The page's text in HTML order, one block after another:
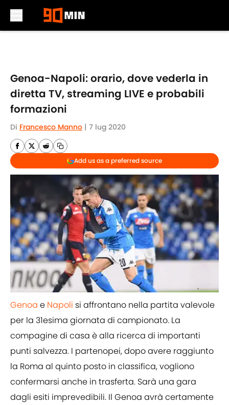
Genoa-Napoli: orario, dove vederla in
diretta TV, streaming LIVE e probabili
formazioni
Di Francesco Manno | 7 lug 2020
Add us as a preferred source
Genoa e Napoli si affrontano nella partita valevole
per la 31esima giornata di campionato. La
compagine di casa è alla ricerca di importanti
punti salvezza. I partenopei, dopo avere raggiunto
la Roma al quinto posto in classifica, vogliono
confermarsi anche in trasferta. Sarà una gara
dagli esiti imprevedibili. Il Genoa avrà certamente